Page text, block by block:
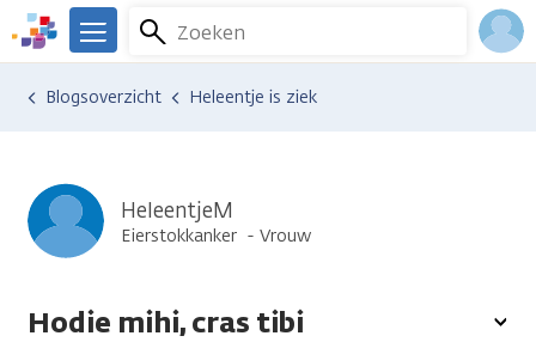
Overslaan
en
naar
We
er
Kanker.nl
Zoeken
Menu
Ervaringen van anderen
Blogsoverzicht Heleentje is ziek
HeleentjeM
Eierstokkanker Vrouw
Hodie mihi, cras tibi